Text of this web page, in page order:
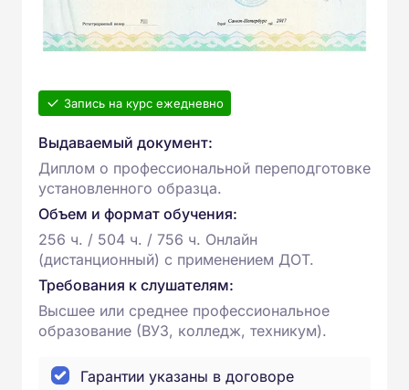
Запись на курс ежедневно
Выдаваемый документ:
Диплом о профессиональной переподготовке
установленного образца.
Объем и формат обучения:
256 ч. / 504 ч. / 756 ч. Онлайн
(дистанционный) с применением ДОТ.
Требования к слушателям:
Высшее или среднее профессиональное
образование (ВУЗ, колледж, техникум).
Гарантии указаны в договоре